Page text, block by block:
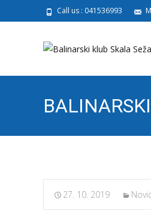
Call us : 041536993
27. 10. 2019